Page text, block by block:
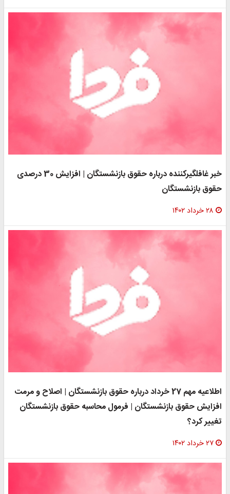
خبر غافلگیرکننده درباره حقوق بازنشستگان | افزایش 30 درصدی
حقوق بازنشستگان
۲۸ خرداد ۱۴۰۲
اطلاعیه مهم 27 خرداد درباره حقوق بازنشستگان | اصلاح و مرمت
افزایش حقوق بازنشستگان | فرمول محاسبه حقوق بازنشستگان
تغییر کرد؟
۲۷ خرداد ۱۴۰۲